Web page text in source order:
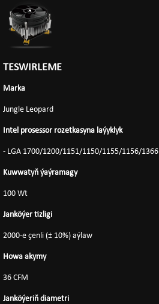
TESWIRLEME
Marka
Jungle Leopard
Intel prosessor rozetkasyna laýyklyk
- LGA 1700/1200/1151/1150/1155/1156/1366
Kuwwatyň ýaýramagy
100 Wt
Janköýer tizligi
2000-e çenli (± 10%) aýlaw
Howa akymy
36 CFM
Janköýeriň diametri